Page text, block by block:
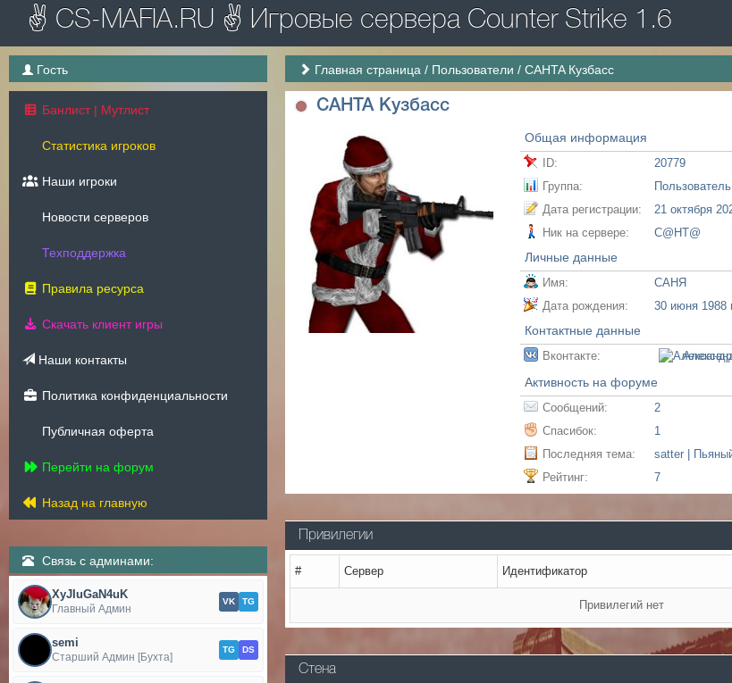
✌ CS-MAFIA.RU ✌ Игровые сервера Counter Strike 1.6
Гость
Банлист | Мутлист
Статистика игроков
Наши игроки
Новости серверов
Техподдержка
Правила ресурса
Скачать клиент игры
Наши контакты
Политика конфиденциальности
Публичная оферта
Перейти на форум
Назад на главную
Связь с админами:
XyJIuGaN4uK
Главный Админ
VK TG
semi
Старший Админ [Бухта]
TG DS
Главная страница / Пользователи /CAHTA Кузбасс
CAHTA Кузбасс
Общая информация
ID:
20779
Группа:
Пользователь
Дата регистрации:
21 октября
Ник на сервере:
C@HТ@
Личные данные
Имя:
САНЯ
Дата рождения:
30 июня 1988
Контактные данные
Вконтакте:
Активность на форуме
Сообщений:
2
Спасибок:
1
Последняя тема:
satter |
Рейтинг:
7
Привилегии
# Сервер Идентификатор
Привилегий нет
Стена